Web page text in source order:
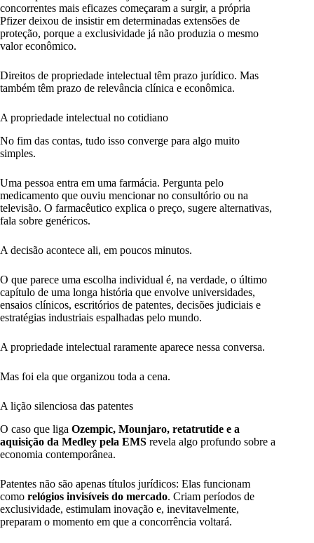
concorrentes mais eficazes começaram a surgir, a própria
Pfizer deixou de insistir em determinadas extensões de
proteção, porque a exclusividade já não produzia o mesmo
valor econômico.
Direitos de propriedade intelectual têm prazo jurídico. Mas
também têm prazo de relevância clínica e econômica.
A propriedade intelectual no cotidiano
No fim das contas, tudo isso converge para algo muito
simples.
Uma pessoa entra em uma farmácia. Pergunta pelo
medicamento que ouviu mencionar no consultório ou na
televisão. O farmacêutico explica o preço, sugere alternativas,
fala sobre genéricos.
A decisão acontece ali, em poucos minutos.
O que parece uma escolha individual é, na verdade, o último
capítulo de uma longa história que envolve universidades,
ensaios clínicos, escritórios de patentes, decisões judiciais e
estratégias industriais espalhadas pelo mundo.
A propriedade intelectual raramente aparece nessa conversa.
Mas foi ela que organizou toda a cena.
A lição silenciosa das patentes
O caso que liga Ozempic, Mounjaro, retatrutide e a
aquisição da Medley pela EMS revela algo profundo sobre a
economia contemporânea.
Patentes não são apenas títulos jurídicos: Elas funcionam
como relógios invisíveis do mercado. Criam períodos de
exclusividade, estimulam inovação e, inevitavelmente,
preparam o momento em que a concorrência voltará.